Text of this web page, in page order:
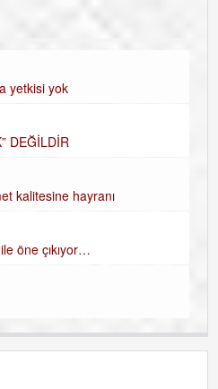
yetkisi yok
DEĞİLDİR
kalitesine hayranı
öne çıkıyor…